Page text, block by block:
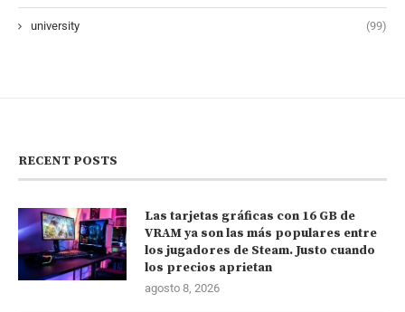
university (99)
RECENT POSTS
Las tarjetas gráficas con 16 GB de
VRAM ya son las más populares entre
los jugadores de Steam. Justo cuando
los precios aprietan
agosto 8, 2026